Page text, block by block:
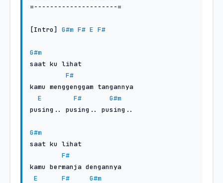
=---------------------=
[Intro] G#m F# E F#
G#m
saat ku lihat
F#
kamu menggenggam tangannya
E
F#
G#m
pusing.. pusing.. pusing..
G#m
saat ku lihat
F#
kamu bermanja dengannya
E
F#
G#m